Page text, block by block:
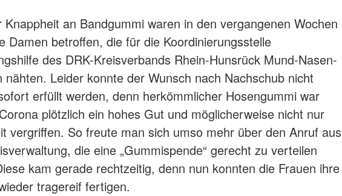
Knappheit an Bandgummi waren in den vergangenen Wochen
Damen betroffen, die für die Koordinierungsstelle
des DRK-Kreisverbands Rhein-Hunsrück Mund-Nasen-
nähten. Leider konnte der Wunsch nach Nachschub nicht
erfüllt werden, denn herkömmlicher Hosengummi war
plötzlich ein hohes Gut und möglicherweise nicht nur
vergriffen. So freute man sich umso mehr über den Anruf aus
die eine „Gummispende“ gerecht zu verteilen
kam gerade rechtzeitig, denn nun konnten die Frauen ihre
tragereif fertigen.